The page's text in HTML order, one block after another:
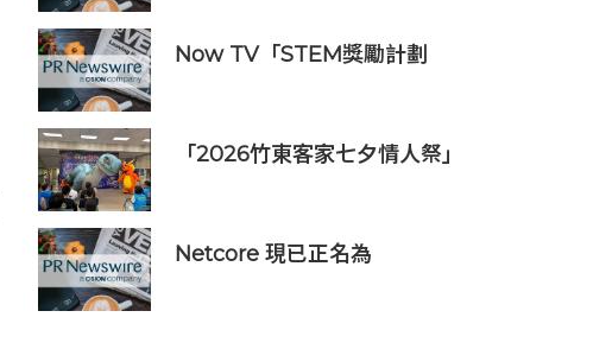
Now TV「STEM獎勵計劃
趣科學大探索》第二季及「長
隆小科學家大獎」
「2026竹東客家七夕情人祭」
Netcore 現已正名為